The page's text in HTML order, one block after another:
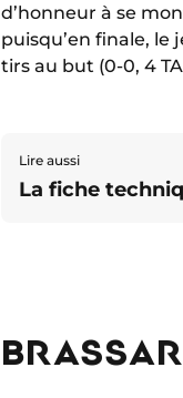
d’honneur à se
puisqu’en finale, le
tirs au but (0-0, 4
Lire aussi
La fiche